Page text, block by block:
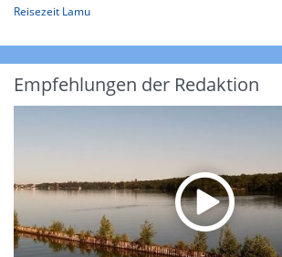
Reisezeit Lamu
Empfehlungen der Redaktion